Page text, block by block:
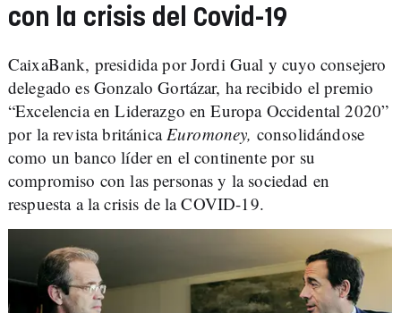
con la crisis del Covid-19
CaixaBank, presidida por Jordi Gual y cuyo consejero
delegado es Gonzalo Gortázar, ha recibido el premio
“Excelencia en Liderazgo en Europa Occidental 2020”
por la revista británicaEuromoney, consolidándose
como un banco líder en el continente por su
compromiso con las personas y la sociedad en
respuesta a la crisis de la COVID-19.